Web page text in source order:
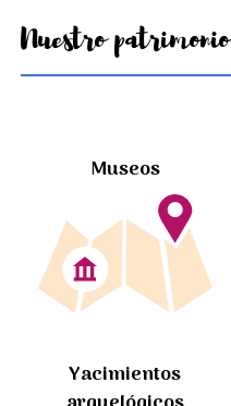
Nuestro patrimonio
Museos
Yacimientos